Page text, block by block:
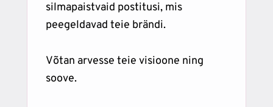
silmapaistvaid postitusi, mis
peegeldavad teie brändi.
Võtan arvesse teie visioone ning
soove.